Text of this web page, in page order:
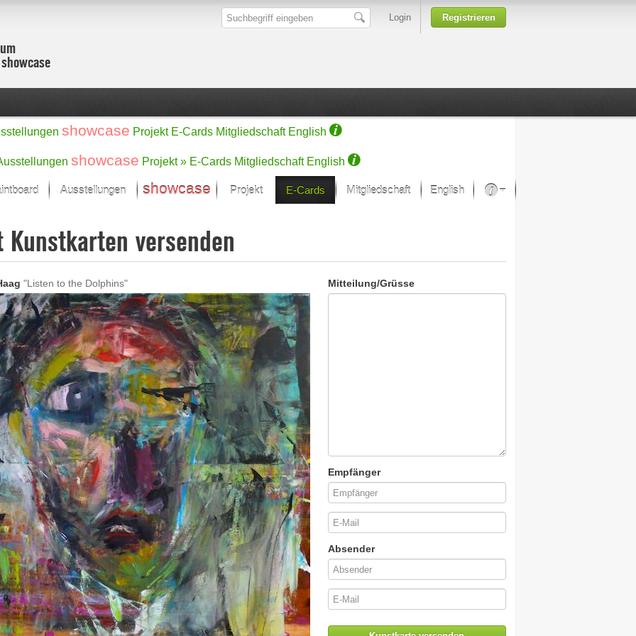
Login Registrieren
showcase Projekt E-Cards Mitgliedschaft English
showcase Projekt » E-Cards Mitgliedschaft English
im Fokus
Auswahl
Malerei
Skulptur/Plastik
Digital Art
Grafik
Fotografie
Ausstellungen showcase Projekt
Ein Künstlerförderprojekt von Samsung
E-Cards Mitgliedschaft English
Kunsthäuser
Kunstkarten versenden
"Listen to the Dolphins" Mitteilung/Grüsse
Empfänger
Absender